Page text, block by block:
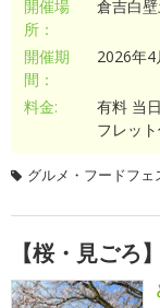
開催場
所：
倉吉白
開催期
間：
2026年4
料金:
有料 当
フレット
グルメ・フードフェ
【桜・見ごろ